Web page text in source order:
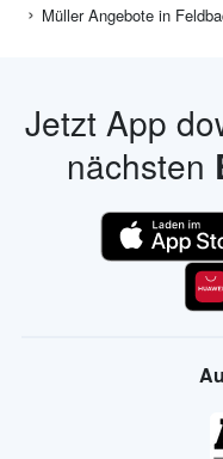
Müller Angebote in
Jetzt App
nächsten